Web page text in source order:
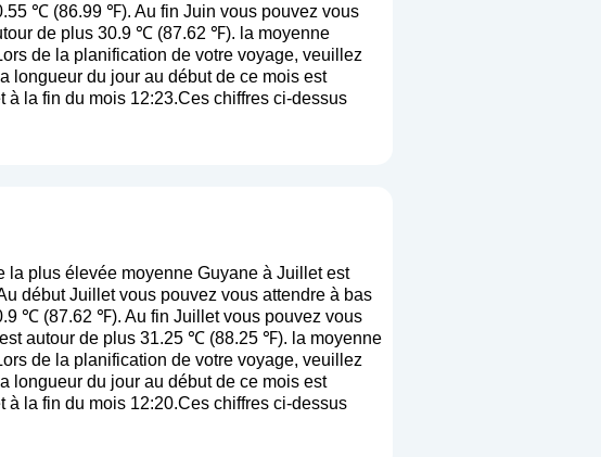
℃ (86.99 ℉). Au fin Juin vous pouvez vous
de plus 30.9 ℃ (87.62 ℉). la moyenne
de la planification de votre voyage, veuillez
longueur du jour au début de ce mois est
la fin du mois 12:23.Ces chiffres ci-dessus
la plus élevée moyenne Guyane à Juillet est
début Juillet vous pouvez vous attendre à bas
℃ (87.62 ℉). Au fin Juillet vous pouvez vous
autour de plus 31.25 ℃ (88.25 ℉). la moyenne
de la planification de votre voyage, veuillez
longueur du jour au début de ce mois est
la fin du mois 12:20.Ces chiffres ci-dessus